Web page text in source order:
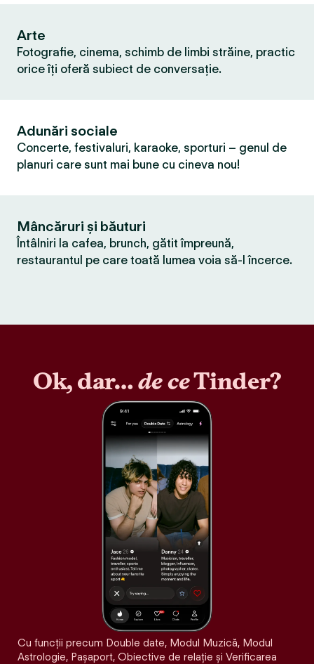
Arte
Fotografie, cinema, schimb de limbi străine, practic
orice îți oferă subiect de conversație.
Adunări sociale
Concerte, festivaluri, karaoke, sporturi – genul de
planuri care sunt mai bune cu cineva nou!
Mâncăruri și băuturi
Întâlniri la cafea, brunch, gătit împreună,
restaurantul pe care toată lumea voia să-l încerce.
Ok, dar…de ceTinder?
Cu funcții precum Double date, Modul Muzică, Modul
Astrologie, Pașaport, Obiective de relație și Verificarea